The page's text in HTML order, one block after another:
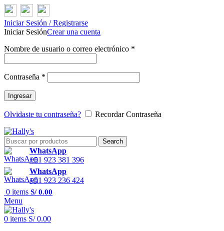
Iniciar Sesión / Registrarse
Iniciar SesiónCrear una cuenta
Nombre de usuario o correo electrónico *
Contraseña *
Ingresar
Olvidaste tu contraseña? Recordar Contraseña
Search
WhatsApp
+51 923 381 396
WhatsApp
+51 923 236 424
0 items S/0.00
Menu
0 items S/0.00